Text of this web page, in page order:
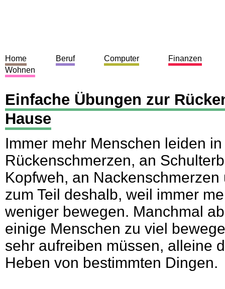
Einfache Übungen zur
Hause
Immer mehr Menschen leiden
Rückenschmerzen, an
Kopfweh, an
zum Teil deshalb, weil immer
weniger bewegen. Manchmal
einige Menschen zu viel
sehr aufreiben müssen, alleine
Heben von bestimmten Dingen.
Home Beruf Computer
Finanzen
Wohnen